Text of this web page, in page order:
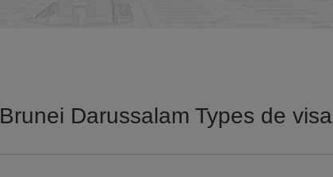
Brunei Darussalam Types de visa